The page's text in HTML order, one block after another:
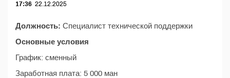
17:36 22.12.2025
Должность: Специалист технической поддержки
Основные условия
График: сменный
Заработная плата: 5 000 ман